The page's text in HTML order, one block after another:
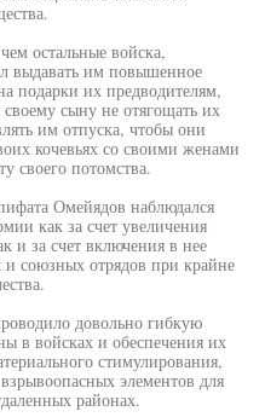
остальные войска,
выдавать им повышенное
подарки их предводителям,
сыну не отягощать их
им отпуска, чтобы они
кочевьях со своими женами
своего потомства.
Омейядов наблюдался
как за счет увеличения
и за счет включения в нее
союзных отрядов при крайне
довольно гибкую
в войсках и обеспечения их
стимулирования,
элементов для
районах.